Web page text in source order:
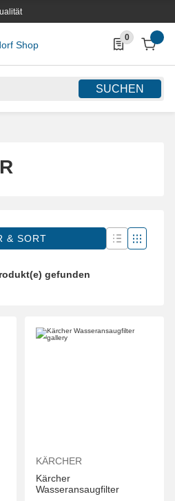
SUCHEN
0
0 Produkte in
& SORT
gefunden
KÄRCHER
Kärcher
Wasseransaugfilter